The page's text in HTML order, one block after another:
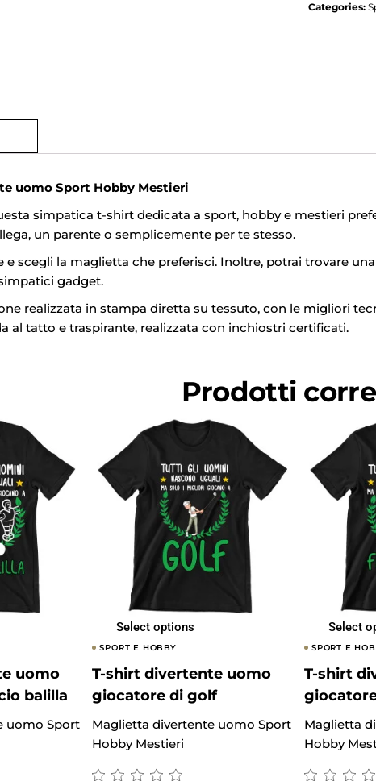
Categories:
uomo Sport Hobby Mestieri
simpatica t-shirt dedicata a sport, hobby e mestieri
un parente o semplicemente per te stesso.
e scegli la maglietta che preferisci. Inoltre, potrai trovare
gadget.
realizzata in stampa diretta su tessuto, con le migliori
al tatto e traspirante, realizzata con inchiostri certificati.
Prodotti
uomo
balilla
uomo Sport
Select options
SPORT E HOBBY
T-shirt divertente uomo
giocatore di golf
Maglietta divertente uomo Sport
Hobby Mestieri
Select
SPORT E
T-shirt
Maglietta
Hobby